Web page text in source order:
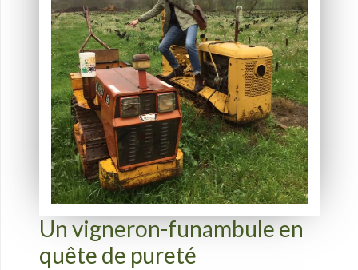
Un vigneron-funambule en
quête de pureté